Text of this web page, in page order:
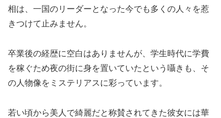
相は、一国のリーダーとなった今でも多くの人々を惹
きつけて止みません。
卒業後の経歴に空白はありませんが、学生時代に学費
を稼ぐため夜の街に身を置いていたという囁きも、そ
の人物像をミステリアスに彩っています。
若い頃から美人で綺麗だと称賛されてきた彼女には華